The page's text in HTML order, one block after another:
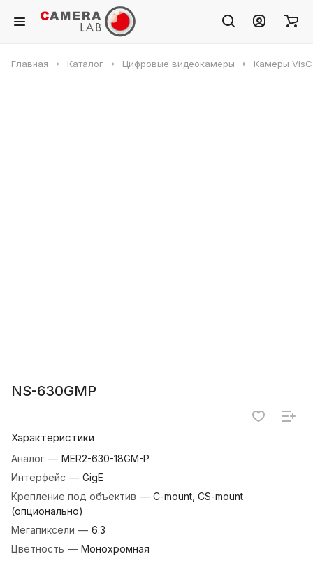
Главная Каталог Цифровые видеокамеры Камеры
NS-630GMP
Характеристики
Аналог — MER2-630-18GM-P
Интерфейс — GigE
Крепление под объектив — C-mount, CS-mount
(опционально)
Мегапиксели — 6.3
Цветность — Монохромная